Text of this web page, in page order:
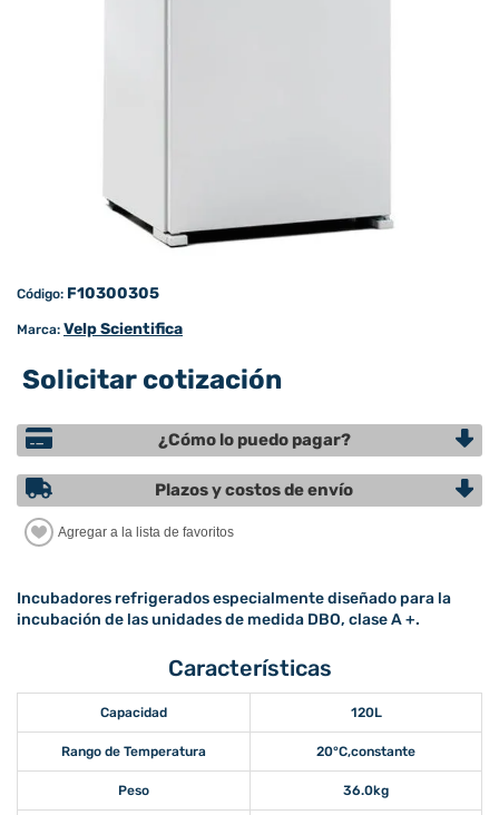
Código: F10300305
Marca: Velp Scientifica
Solicitar cotización
¿Cómo lo puedo pagar?
Plazos y costos de envío
Incubadores refrigerados especialmente diseñado para la
incubación de las unidades de medida DBO, clase A +.
Características
Capacidad 120L
Rango de Temperatura 20°C,constante
Peso 36.0kg